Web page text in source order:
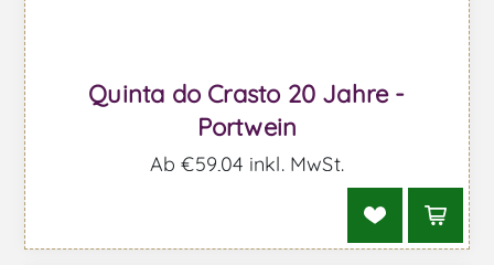
Quinta do Crasto 20 Jahre -
Portwein
Ab €59,04 inkl. MwSt.